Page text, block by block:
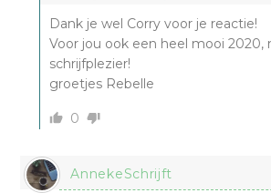
Dank je wel Corry voor je reactie!
Voor jou ook een heel mooi 2020,
schrijfplezier!
groetjes Rebelle
0
AnnekeSchrijft